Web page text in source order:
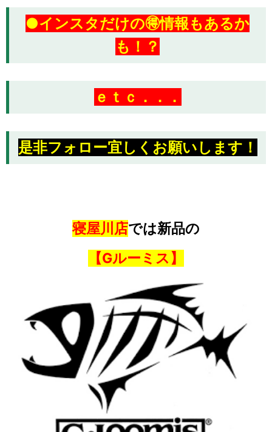
●インスタだけの🉐情報もあるか
も！？
ｅｔｃ．．．
是非フォロー宜しくお願いします！
寝屋川店では新品の
【Gルーミス】